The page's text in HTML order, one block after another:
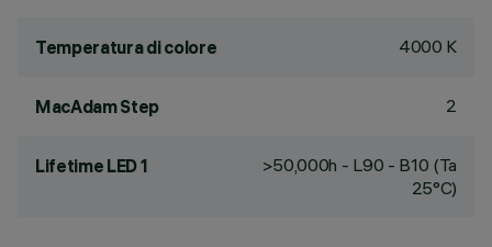
Temperatura di colore 4000 K
MacAdam Step 2
Lifetime LED 1
>50,000h - L90 - B10 (Ta
25°C)